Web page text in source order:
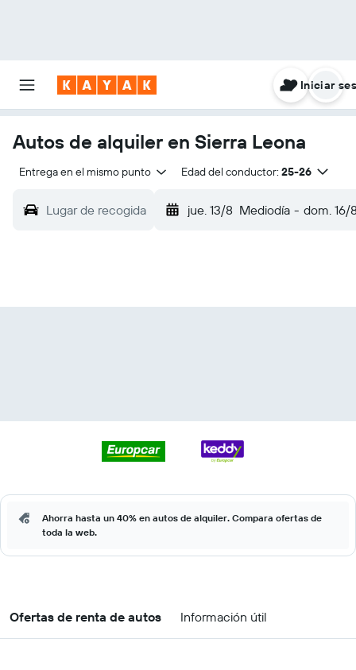
Iniciar
Autos de alquiler en Sierra Leona
Entrega en el mismo punto Edad del conductor: 25-26
Lugar de recogida jue. 13/8 Mediodía - dom. 16/
Ahorra hasta un 40% en autos de alquiler. Compara ofertas de
toda la web.
Ofertas de renta de autos Información útil